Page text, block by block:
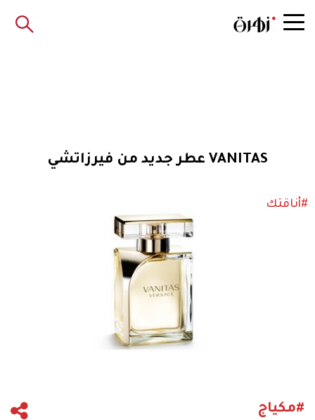
VANITAS عطر جديد من فيرزاتشي
#أناقتك
#مكياج